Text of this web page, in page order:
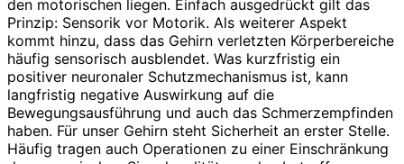
den motorischen liegen. Einfach ausgedrückt gilt das
Prinzip: Sensorik vor Motorik. Als weiterer Aspekt
kommt hinzu, dass das Gehirn verletzten Körperbereiche
häufig sensorisch ausblendet. Was kurzfristig ein
positiver neuronaler Schutzmechanismus ist, kann
langfristig nega­tive Auswirkung auf die
Bewegungsausführung und auch das Schmerzempfinden
haben. Für unser Gehirn steht Sicherheit an erster Stelle.
Häufig tragen auch Operationen zu einer Einschränkung